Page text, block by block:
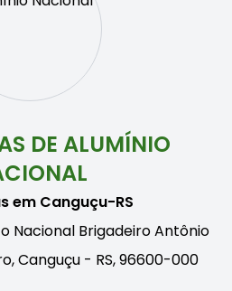
DE ALUMÍNIO
em Canguçu-RS
Nacional Brigadeiro Antônio
Canguçu - RS, 96600-000